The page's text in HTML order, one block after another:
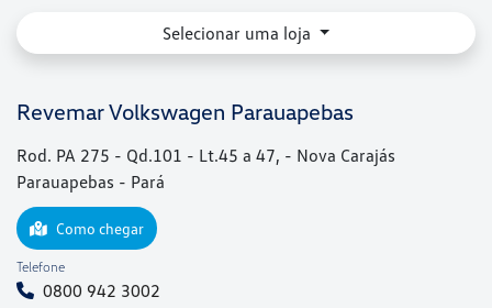
Selecionar uma loja
Revemar Volkswagen Parauapebas
Rod. PA 275 - Qd.101 - Lt.45 a 47, - Nova Carajás
Parauapebas - Pará
Como chegar
Telefone
0800 942 3002